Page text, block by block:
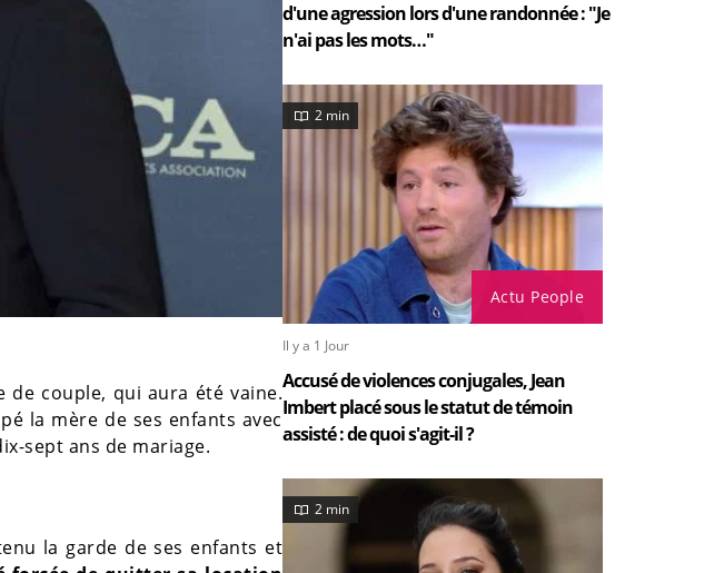
de couple, qui aura été vaine.
la mère de ses enfants avec
sept ans de mariage.
la garde de ses enfants et
d'une agression lors d'une randonnée : "Je
n'ai pas les mots…"
Actu People
2 min
Il y a 1 Jour
Accusé de violences conjugales, Jean
Imbert placé sous le statut de témoin
assisté : de quoi s'agit-il ?
2 min